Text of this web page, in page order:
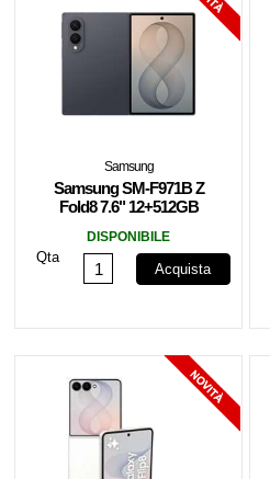
Samsung
Samsung SM-F971B Z
Fold8 7.6" 12+512GB
DISPONIBILE
Qta
Acquista